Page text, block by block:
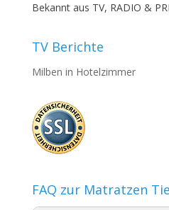
Bekannt aus TV, RADIO &
TV Berichte
Milben in Hotelzimmer
FAQ zur Matratzen